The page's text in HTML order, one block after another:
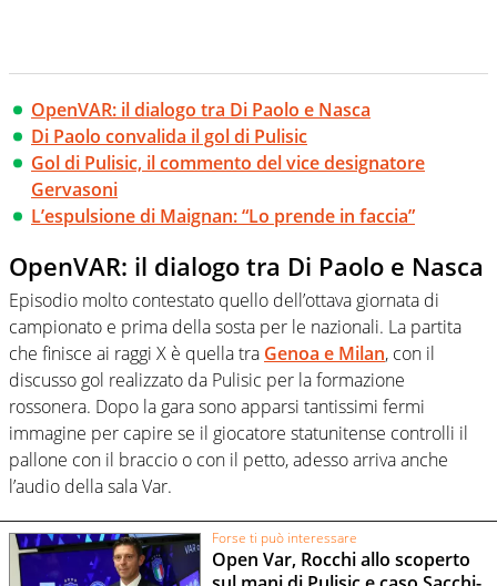
OpenVAR: il dialogo tra Di Paolo e Nasca
Di Paolo convalida il gol di Pulisic
Gol di Pulisic, il commento del vice designatore
Gervasoni
L’espulsione di Maignan: “Lo prende in faccia”
OpenVAR: il dialogo tra Di Paolo e Nasca
Episodio molto contestato quello dell’ottava giornata di
campionato e prima della sosta per le nazionali. La partita
che finisce ai raggi X è quella tra Genoa e Milan, con il
discusso gol realizzato da Pulisic per la formazione
rossonera. Dopo la gara sono apparsi tantissimi fermi
immagine per capire se il giocatore statunitense controlli il
pallone con il braccio o con il petto, adesso arriva anche
l’audio della sala Var.
Forse ti può interessare
Open Var, Rocchi allo scoperto